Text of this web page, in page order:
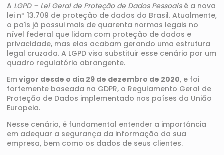
A LGPD – Lei Geral de Proteção de Dados Pessoaisé a nova
lei nº 13.709 de proteção de dados do Brasil. Atualmente,
o país já possui mais de quarenta normas legais no
nível federal que lidam com proteção de dados e
privacidade, mas elas acabam gerando uma estrutura
legal cruzada. A LGPD visa substituir esse cenário por um
quadro regulatório abrangente.
Emvigor desde o dia 29 de dezembro de 2020, e foi
fortemente baseada na GDPR, o Regulamento Geral de
Proteção de Dados implementado nos países da União
Europeia.
Nesse cenário, é fundamental entender a importância
em adequar a segurança da informação da sua
empresa, bem como os dados de seus clientes.